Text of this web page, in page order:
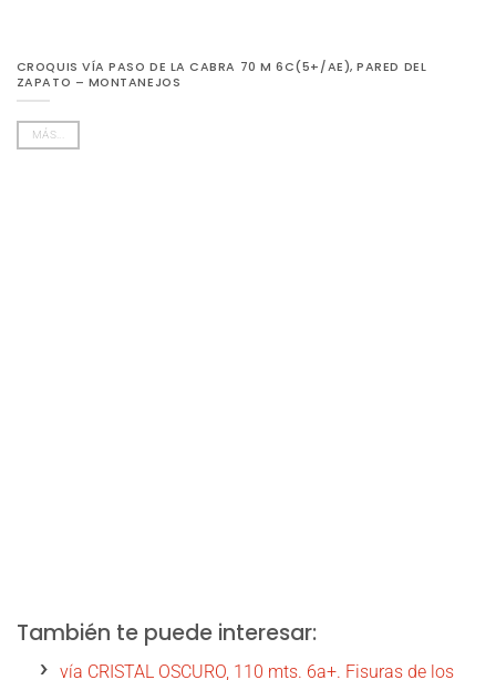
CROQUIS VÍA PASO DE LA CABRA 70 M 6C(5+/AE), PARED DEL
ZAPATO – MONTANEJOS
MÁS...
También te puede interesar:
vía CRISTAL OSCURO, 110 mts. 6a+. Fisuras de los